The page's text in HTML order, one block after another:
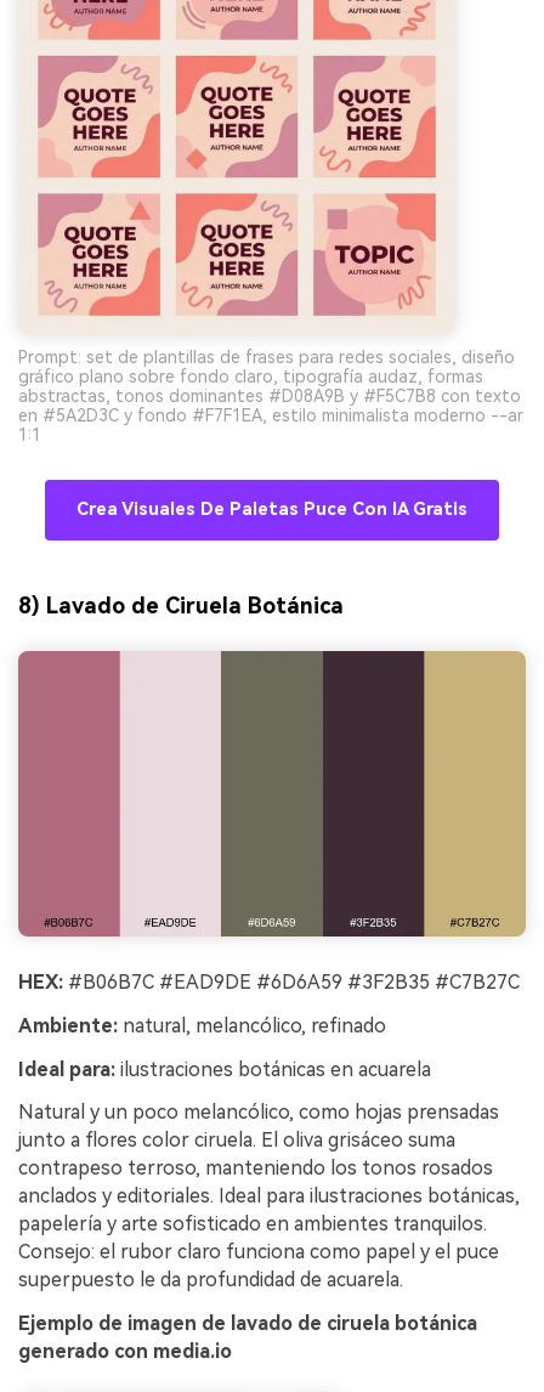
Prompt: set de plantillas de frases para redes sociales, diseño
gráfico plano sobre fondo claro, tipografía audaz, formas
abstractas, tonos dominantes #D08A9B y #F5C7B8 con texto
en #5A2D3C y fondo #F7F1EA, estilo minimalista moderno --ar
1:1
Crea Visuales De Paletas Puce Con IA Gratis
8) Lavado de Ciruela Botánica
HEX: #B06B7C #EAD9DE #6D6A59 #3F2B35 #C7B27C
Ambiente: natural, melancólico, refinado
Ideal para: ilustraciones botánicas en acuarela
Natural y un poco melancólico, como hojas prensadas
junto a flores color ciruela. El oliva grisáceo suma
contrapeso terroso, manteniendo los tonos rosados
anclados y editoriales. Ideal para ilustraciones botánicas,
papelería y arte sofisticado en ambientes tranquilos.
Consejo: el rubor claro funciona como papel y el puce
superpuesto le da profundidad de acuarela.
Ejemplo de imagen de lavado de ciruela botánica
generado con media.io